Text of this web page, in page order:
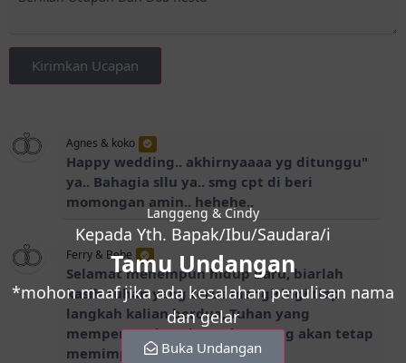
Kirimkan Ucapan
Agnes & koko
Happy wedding.. akhirnyaaaa yg ditunggu"
ya.. Bahagia sllu ya.. smg cpt di beri
momongan amin.. hehehe..
Ferry & Bebe
Selamat menempuh hidup baru, biarlah
kasih Tuhan yang terus mengiringi tiap
langkah kalian berdua, Tuhan yang
mempersatukan dan Tuhan yang akan tetap
memimpin. Gbu
Langgeng & Cindy
Kepada Yth. Bapak/Ibu/Saudara/i
Tamu Undangan
*mohon maaf jika ada kesalahan penulisan nama
dan gelar
Buka Undangan